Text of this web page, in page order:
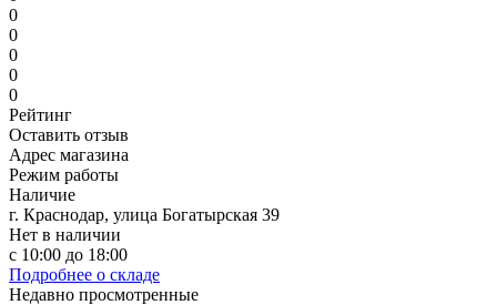
0
0
0
0
0
Рейтинг
Оставить отзыв
Адрес магазина
Режим работы
Наличие
г. Краснодар, улица Богатырская 39
Нет в наличии
с 10:00 до 18:00
Подробнее о складе
Недавно просмотренные